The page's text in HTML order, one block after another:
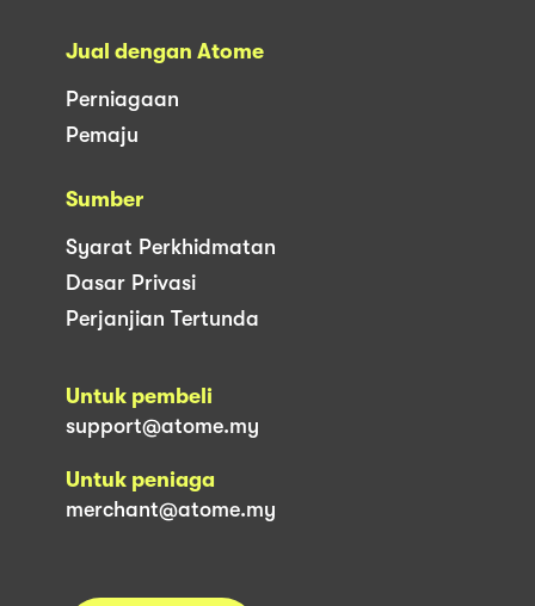
Jual dengan Atome
Perniagaan
Pemaju
Sumber
Syarat Perkhidmatan
Dasar Privasi
Perjanjian Tertunda
Untuk pembeli
support@atome.my
Untuk peniaga
merchant@atome.my